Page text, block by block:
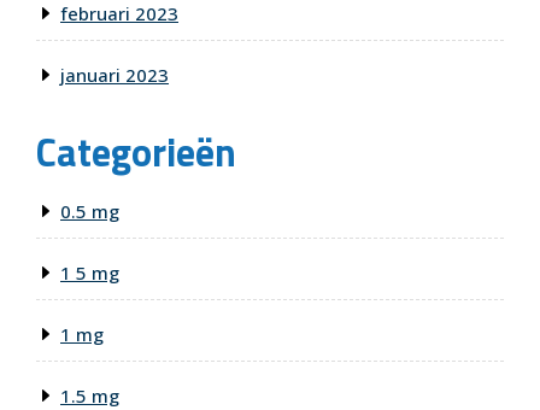
februari 2023
januari 2023
Categorieën
0.5 mg
1 5 mg
1 mg
1.5 mg